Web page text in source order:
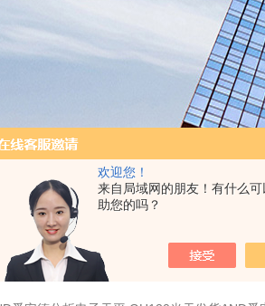
欢迎您！
来自局域网的朋友！有什么可
助您的吗？